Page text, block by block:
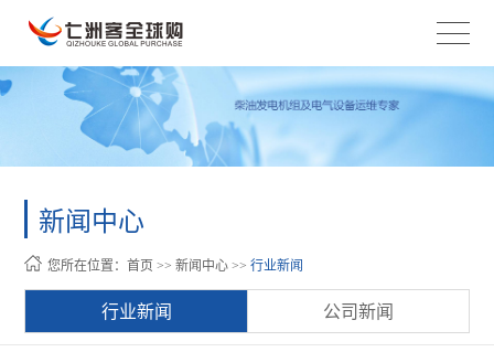
新闻中心
您所在位置：首页 >>新闻中心 >>行业新闻
行业新闻 公司新闻